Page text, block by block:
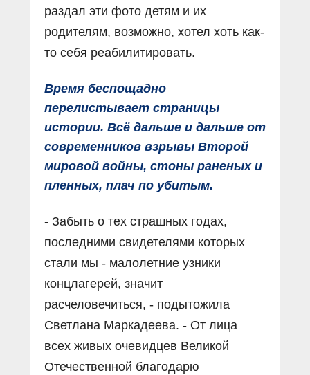
раздал эти фото детям и их
родителям, возможно, хотел хоть как-
то себя реабилитировать.
Время беспощадно
перелистывает страницы
истории. Всё дальше и дальше от
современников взрывы Второй
мировой войны, стоны раненых и
пленных, плач по убитым.
- Забыть о тех страшных годах,
последними свидетелями которых
стали мы - малолетние узники
концлагерей, значит
расчеловечиться, - подытожила
Светлана Маркадеева. - От лица
всех живых очевидцев Великой
Отечественной благодарю